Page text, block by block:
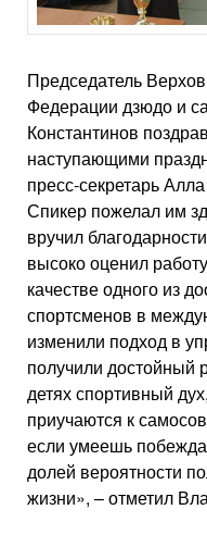
Председатель
Федерации дзюдо и
Константинов
наступающими
пресс-секретарь
Спикер пожелал им
вручил
высоко оценил
качестве одного из
спортсменов в
изменили подход в
получили достойный
детях спортивный
приучаются к
если умеешь
долей вероятности
жизни», – отметил